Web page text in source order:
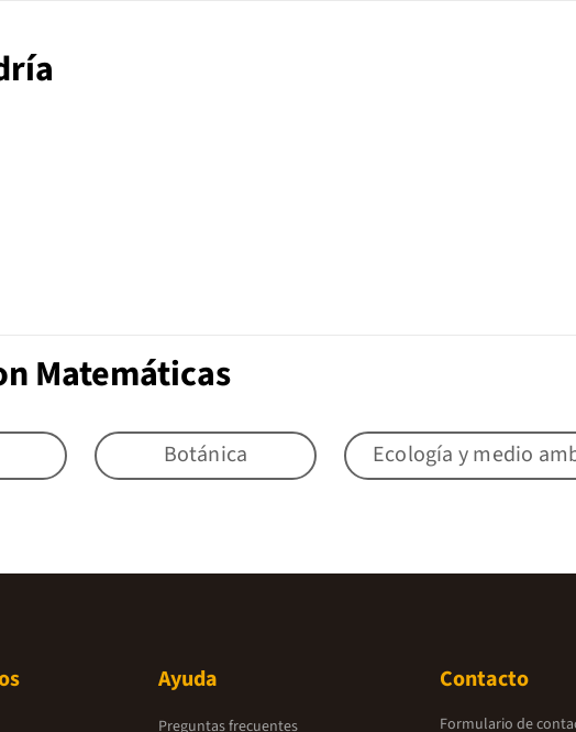
Matemáticas
Botánica Ecología y medio
Ayuda
Preguntas frecuentes
Contacto
Formulario de